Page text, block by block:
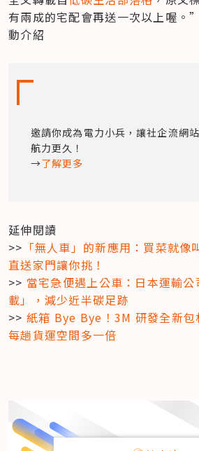
有兩成的宅配會再送一次以上喔
動介紹
邀請你成為電力小兵，讓社企流網
航力更久！
→了解更多
延伸閱讀
>> 「無人車」的新應用：買菜就
直送家門讓你挑！
>> 當宅急便遇上公車：日本運輸
載」，減少近半碳足跡
>> 紙箱 Bye Bye！3M 研發全新包
每趟貨運空間多一倍